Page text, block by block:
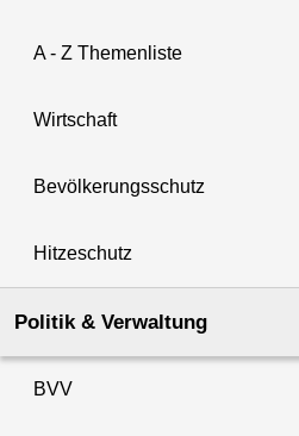
A - Z Themenliste
Wirtschaft
Bevölkerungsschutz
Hitzeschutz
Politik & Verwaltung
BVV